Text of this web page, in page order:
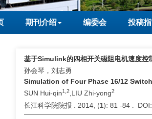
期刊介绍 编委会 投稿
基于Simulink的四相开关磁阻电机速度控
孙会琴，刘志勇
Simulation of Four Phase 16/12
SUN Hui-qin1,2 ,LIU Zhi-yong2
长江科学院院报 . 2014, (1): 81 -84 .